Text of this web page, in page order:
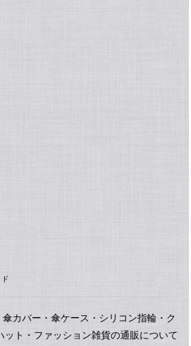
カバー・傘ケース・シリコン指輪・ク
ット・ファッション雑貨の通販について